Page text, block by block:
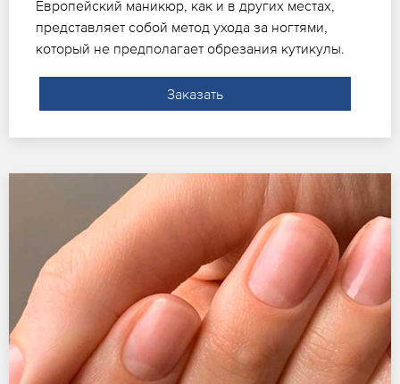
Европейский маникюр, как и в других местах,
представляет собой метод ухода за ногтями,
который не предполагает обрезания кутикулы.
Заказать